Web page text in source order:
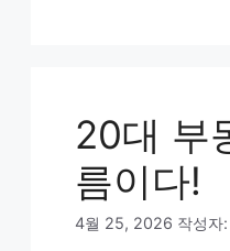
20대 부
름이다!
4월 25, 2026 작성자: